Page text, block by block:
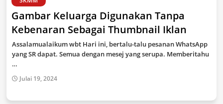
Gambar Keluarga Digunakan Tanpa
Kebenaran Sebagai Thumbnail Iklan
Assalamualaikum wbt Hari ini, bertalu-talu pesanan WhatsApp
yang SR dapat. Semua dengan mesej yang serupa. Memberitahu
…
Julai 19, 2024